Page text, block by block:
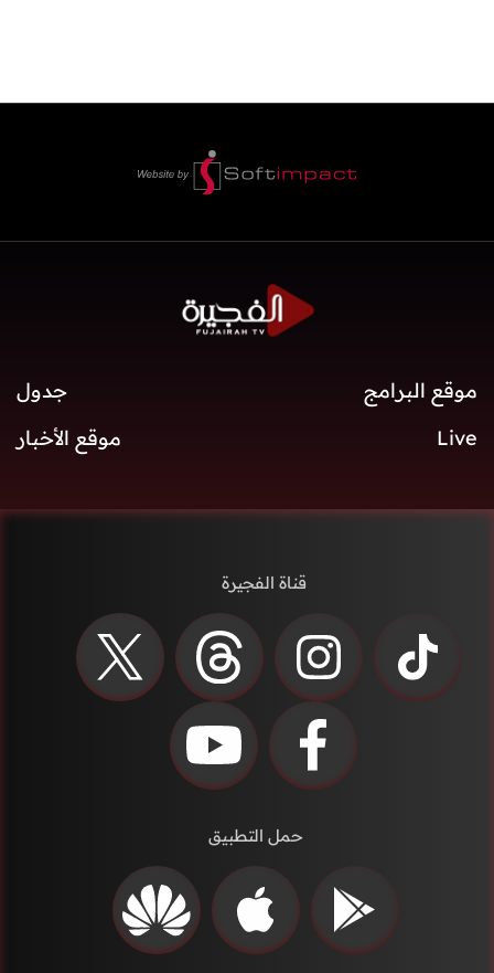
موقع البرامج
جدول
Live
موقع الأخبار
قناة الفجيرة
حمل التطبيق